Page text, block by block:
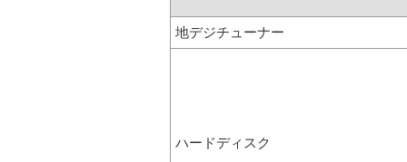
地デジチューナー
ハードディスク